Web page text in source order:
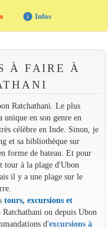
info Infos
À FAIRE À
Ratchathani. Le plus
en son genre en
célèbre en Inde. Sinon, je
et sa bibliothèque sur
forme de bateau. Et pour
tour à la plage d'Ubon
il y a une plage sur le
tours, excursions et
ou depuis Ubon
d'excursions à